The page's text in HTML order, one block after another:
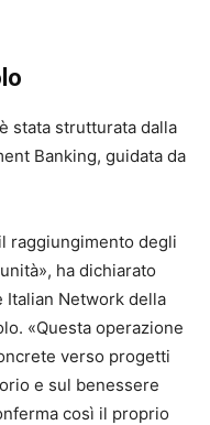
stata strutturata dalla
Banking, guidata da
raggiungimento degli
ha dichiarato
Italian Network della
«Questa operazione
verso progetti
e sul benessere
così il proprio